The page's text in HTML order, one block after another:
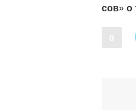
сов» о
0